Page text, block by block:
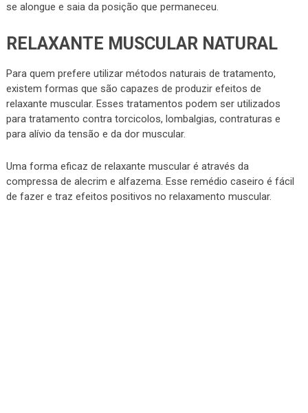
se alongue e saia da posição que permaneceu.
RELAXANTE MUSCULAR NATURAL
Para quem prefere utilizar métodos naturais de tratamento,
existem formas que são capazes de produzir efeitos de
relaxante muscular. Esses tratamentos podem ser utilizados
para tratamento contra torcicolos, lombalgias, contraturas e
para alívio da tensão e da dor muscular.
Uma forma eficaz de relaxante muscular é através da
compressa de alecrim e alfazema. Esse remédio caseiro é fácil
de fazer e traz efeitos positivos no relaxamento muscular.